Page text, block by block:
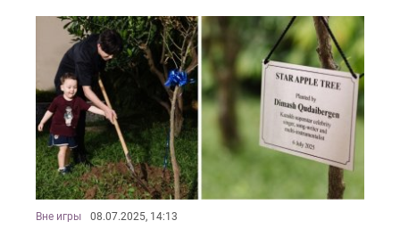
Вне игры 08.07.2025, 14:13